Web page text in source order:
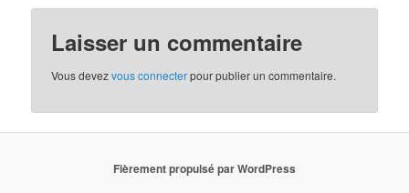
Laisser un commentaire
Vous devezvous connecterpour publier un commentaire.
Fièrement propulsé par WordPress